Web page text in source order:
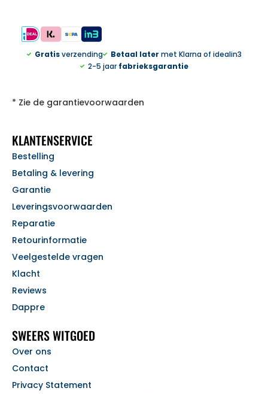
Gratisverzending Betaal later met Klarna of idealin3
2-5 jaar fabrieksgarantie
* Zie de garantievoorwaarden
KLANTENSERVICE
Bestelling
Betaling & levering
Garantie
Leveringsvoorwaarden
Reparatie
Retourinformatie
Veelgestelde vragen
Klacht
Reviews
Dappre
SWEERS WITGOED
Over ons
Contact
Privacy Statement